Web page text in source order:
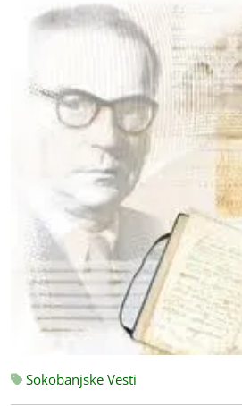
Sokobanjske Vesti